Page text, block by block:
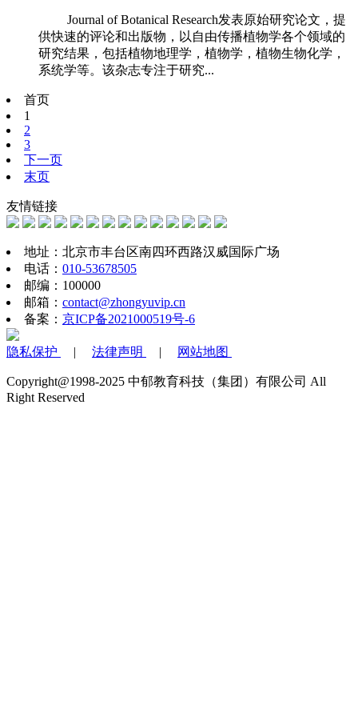
Journal of Botanical Research发表原始研究论文，提
供快速的评论和出版物，以自由传播植物学各个领域的
研究结果，包括植物地理学，植物学，植物生物化学，
系统学等。该杂志专注于研究...
首页
1
2
3
下一页
末页
友情链接
地址：北京市丰台区南四环西路汉威国际广场
电话： 010-53678505
邮编：100000
邮箱： contact@zhongyuvip.cn
备案： 京ICP备2021000519号-6
隐私保护 | 法律声明 | 网站地图
Copyright@1998-2025 中郁教育科技（集团）有限公司 All
Right Reserved